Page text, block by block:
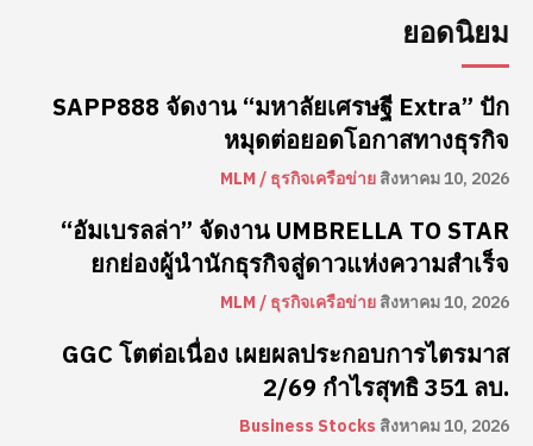
ยอดนิยม
SAPP888 จัดงาน “มหาลัยเศรษฐี Extra” ปัก
หมุดต่อยอดโอกาสทางธุรกิจ
MLM / ธุรกิจเครือข่ายสิงหาคม 10, 2026
“อัมเบรลล่า” จัดงาน UMBRELLA TO STAR
ยกย่องผู้นำนักธุรกิจสู่ดาวแห่งความสำเร็จ
MLM / ธุรกิจเครือข่ายสิงหาคม 10, 2026
GGC โตต่อเนื่อง เผยผลประกอบการไตรมาส
2/69 กำไรสุทธิ 351 ลบ.
Business Stocks สิงหาคม 10, 2026